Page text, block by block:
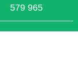
579 965